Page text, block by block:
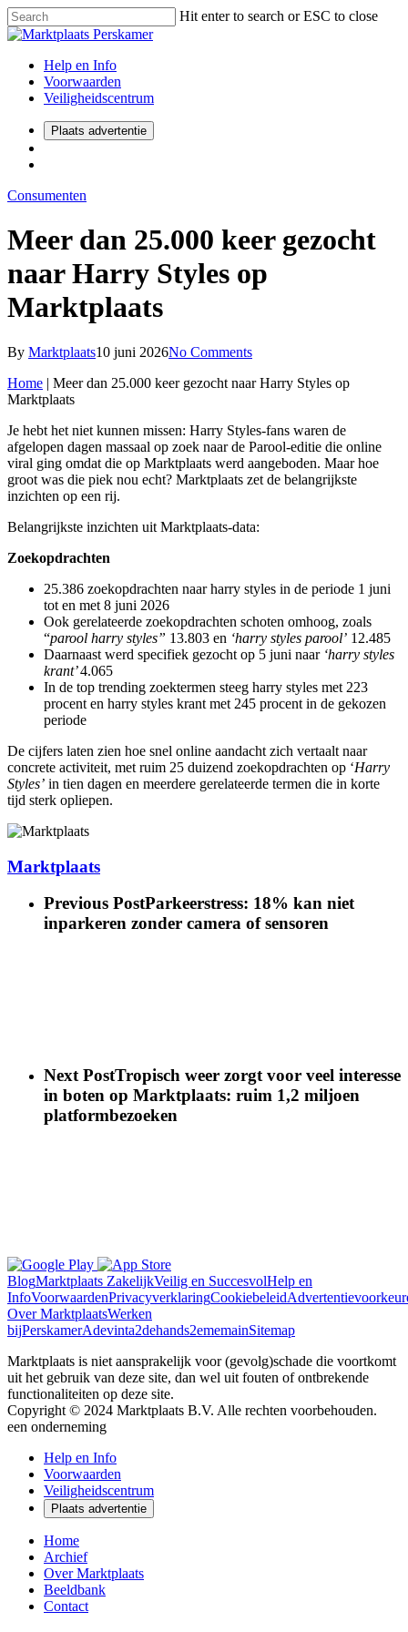
Hit enter to search or ESC to close
Help en Info
Voorwaarden
Veiligheidscentrum
Plaats advertentie
Consumenten
Meer dan 25.000 keer gezocht
naar Harry Styles op
Marktplaats
By Marktplaats10 juni 2026No Comments
Home | Meer dan 25.000 keer gezocht naar Harry Styles op
Marktplaats
Je hebt het niet kunnen missen: Harry Styles-fans waren de
afgelopen dagen massaal op zoek naar de Parool-editie die online
viral ging omdat die op Marktplaats werd aangeboden. Maar hoe
groot was die piek nou echt? Marktplaats zet de belangrijkste
inzichten op een rij.
Belangrijkste inzichten uit Marktplaats-data:
Zoekopdrachten
25.386 zoekopdrachten naar harry styles in de periode 1 juni
tot en met 8 juni 2026
Ook gerelateerde zoekopdrachten schoten omhoog, zoals
“parool harry styles” 13.803 en ‘harry styles parool’ 12.485
Daarnaast werd specifiek gezocht op 5 juni naar ‘harry styles
krant’4.065
In de top trending zoektermen steeg harry styles met 223
procent en harry styles krant met 245 procent in de gekozen
periode
De cijfers laten zien hoe snel online aandacht zich vertaalt naar
concrete activiteit, met ruim 25 duizend zoekopdrachten op ‘Harry
Styles’ in tien dagen en meerdere gerelateerde termen die in korte
tijd sterk opliepen.
Marktplaats
Previous PostParkeerstress: 18% kan niet
inparkeren zonder camera of sensoren
Next PostTropisch weer zorgt voor veel interesse
in boten op Marktplaats: ruim 1,2 miljoen
platformbezoeken
BlogMarktplaats ZakelijkVeilig en SuccesvolHelp en
InfoVoorwaardenPrivacyverklaringCookiebeleid
Over MarktplaatsWerken
bijPerskamerAdevinta2dehands2ememainSitemap
Marktplaats is niet aansprakelijk voor (gevolg)schade die voortkomt
uit het gebruik van deze site, dan wel uit fouten of ontbrekende
functionaliteiten op deze site.
Copyright © 2024 Marktplaats B.V. Alle rechten voorbehouden.
een onderneming
Help en Info
Voorwaarden
Veiligheidscentrum
Plaats advertentie
Home
Archief
Over Marktplaats
Beeldbank
Contact